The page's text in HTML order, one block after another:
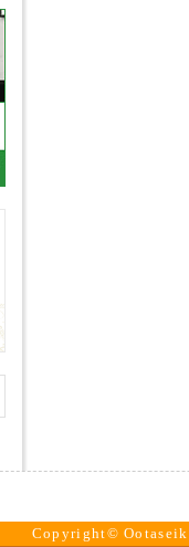
Copyright©